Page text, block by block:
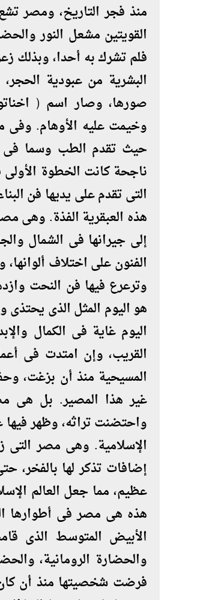
منذ فجر التاريخ، ومصر
القويتين مشعل النور
فلم تشرك به أحدا، وبذلك
البشرية من عبودية
صورها، وصار اسم (
وخيمت عليه الأوهام. وفى
حيث تقدم الطب وسما فى
ناجحة كانت الخطوة
التى تقدم على يديها فن
هذه العبقرية الفذة. وهى
إلى جيرانها فى الشمال
الفنون على اختلاف
وترعرع فيها فن النحت
هو اليوم المثل الذى
اليوم غاية فى الكمال
القريب، وإن امتدت فى
المسيحية منذ أن بزغت،
غير هذا المصير. بل هى
واحتضنت تراثه، وظهر فيها
الإسلامية. وهى مصر التى
إضافات تذكر لها بالفخر،
عظيم، مما جعل العالم
هذه هى مصر فى أطوارها
الأبيض المتوسط الذى
والحضارة الرومانية،
فرضت شخصيتها منذ أن كان